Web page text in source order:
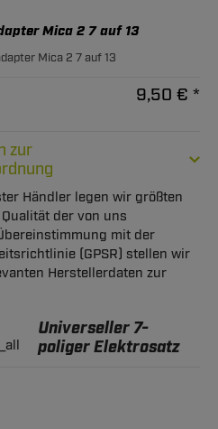
Mica 2 7 auf 13
Mica 2 7 auf 13
9,50 € *
zur
Händler legen wir größten
der von uns
mit der
(GPSR) stellen wir
Herstellerdaten zur
Universeller 7-
poliger Elektrosatz